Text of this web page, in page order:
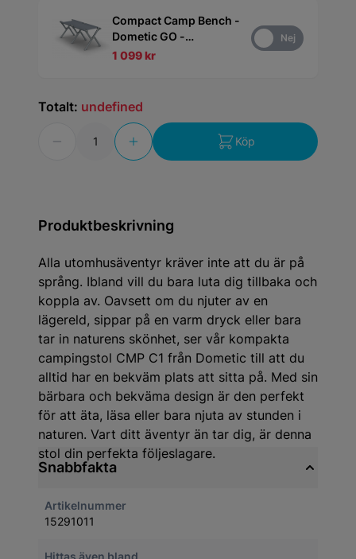
Totalt: undefined
Köp
Compact Camp Bench -
Dometic GO -
Campingbänk
1 099 kr
Nej
Produktbeskrivning
Alla utomhusäventyr kräver inte att du är på
språng. Ibland vill du bara luta dig tillbaka och
koppla av. Oavsett om du njuter av en
lägereld, sippar på en varm dryck eller bara
tar in naturens skönhet, ser vår kompakta
campingstol CMP C1 från Dometic till att du
alltid har en bekväm plats att sitta på. Med sin
bärbara och bekväma design är den perfekt
för att äta, läsa eller bara njuta av stunden i
naturen. Vart ditt äventyr än tar dig, är denna
stol din perfekta följeslagare.
Snabbfakta
Artikelnummer
15291011
Hittas även bland